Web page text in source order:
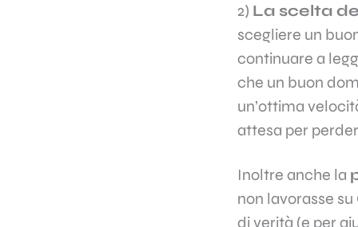
2) La scelta
scegliere un
continuare a
che un buon
un’ottima
attesa per
Inoltre anche la
non lavorasse
di verità (e per